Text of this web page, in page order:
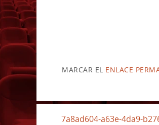
MARCAR EL ENLACE
7a8ad604-a63e-4da9-